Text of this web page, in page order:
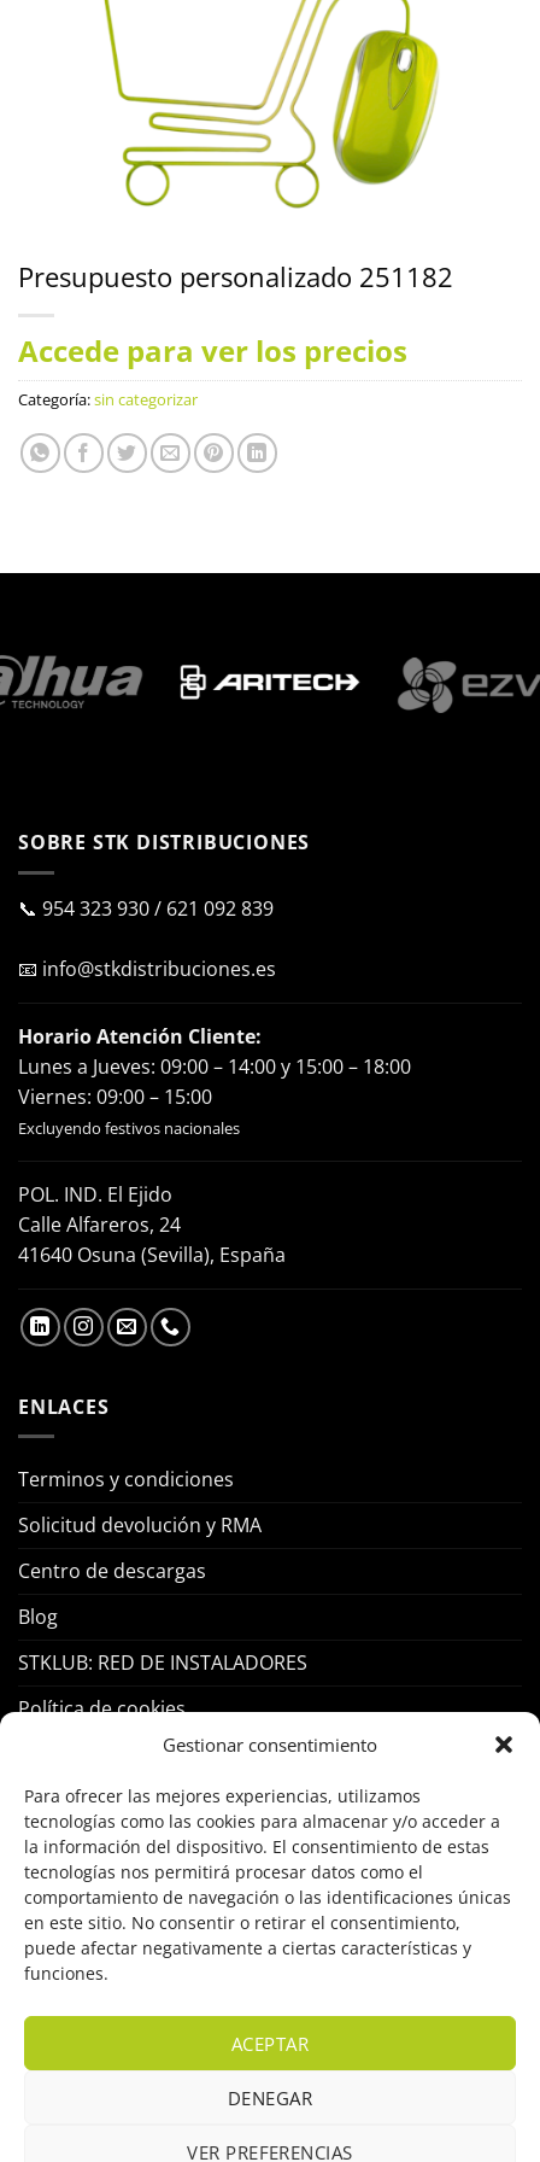
Gestionar consentimiento
Para ofrecer las mejores experiencias, utilizamos
tecnologías como las cookies para almacenar y/o acceder a
la información del dispositivo. El consentimiento de estas
tecnologías nos permitirá procesar datos como el
comportamiento de navegación o las identificaciones únicas
en este sitio. No consentir o retirar el consentimiento,
puede afectar negativamente a ciertas características y
funciones.
ACEPTAR
DENEGAR
VER PREFERENCIAS
Presupuesto personalizado 251182
Accede para ver los precios
Categoría:sin categorizar
SOBRE STK DISTRIBUCIONES
📞 954 323 930/ 621 092 839
📧 info@stkdistribuciones.es
Horario Atención Cliente:
Lunes a Jueves: 09:00 – 14:00 y 15:00 – 18:00
Viernes: 09:00 – 15:00
Excluyendo festivos nacionales
POL. IND. El Ejido
Calle Alfareros, 24
41640 Osuna (Sevilla), España
ENLACES
Terminos y condiciones
Solicitud devolución y RMA
Centro de descargas
Blog
STKLUB: RED DE INSTALADORES
Política de cookies
Control Acceso
Hogar Inteligente
Incendio
Intrusión
OFERTAS